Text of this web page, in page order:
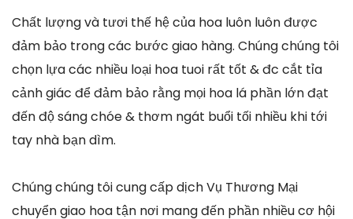
Chất lượng và tươi thế hệ của hoa luôn luôn được
đảm bảo trong các bước giao hàng. Chúng chúng tôi
chọn lựa các nhiều loại hoa tuoi rất tốt & đc cắt tỉa
cảnh giác để đảm bảo rằng mọi hoa lá phần lớn đạt
đến độ sáng chóe & thơm ngát buổi tối nhiều khi tới
tay nhà bạn dìm.
Chúng chúng tôi cung cấp dịch Vụ Thương Mại
chuyển giao hoa tận nơi mang đến phần nhiều cơ hội